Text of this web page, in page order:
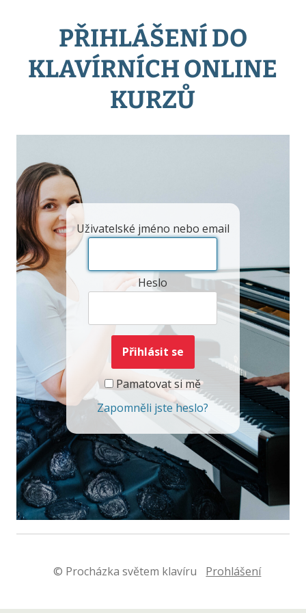
PŘIHLÁŠENÍ DO
KLAVÍRNÍCH ONLINE
KURZŮ
Uživatelské jméno nebo email
Heslo
Pamatovat si mě
Zapomněli jste heslo?
© Procházka světem klavíru Prohlášení